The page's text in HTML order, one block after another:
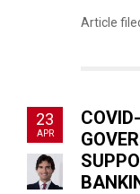
Article
23
APR